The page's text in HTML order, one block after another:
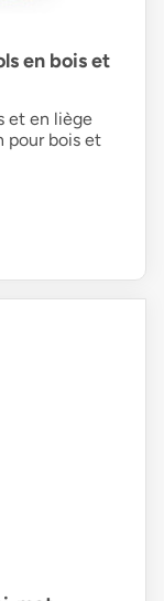
en bois et
et en liège
pour bois et